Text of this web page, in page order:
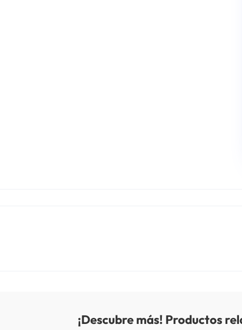
¡Descubre más! Productos